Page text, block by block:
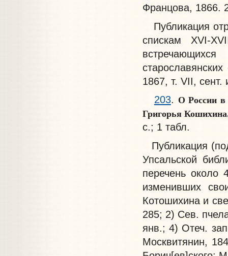
Францова, 1866.
Публикация
спискам XVI-
1867, т. VII,
203. О России в
Григорья
с.; 1 табл.
Публикация
Упсальской
перечень около
изменивших
Котошихина и
285; 2) Сев.
янв.; 4) Отеч.
Москвитянин,